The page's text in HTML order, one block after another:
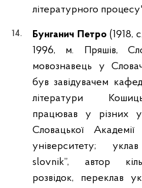
літературного
Бунганич Петро (1918,
1996, м. Пряшів,
мовознавець у
був завідувачем
літератури
працював у різних
Словацької
університету;
slovnik”, автор
розвідок, переклав